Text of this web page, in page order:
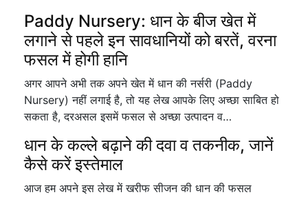
Paddy Nursery: धान के बीज खेत में
लगाने से पहले इन सावधानियों को बरतें, वरना
फसल में होगी हानि
अगर आपने अभी तक अपने खेत में धान की नर्सरी (Paddy
Nursery) नहीं लगाई है, तो यह लेख आपके लिए अच्छा साबित हो
सकता है, दरअसल इसमें फसल से अच्छा उत्पादन व…
धान के कल्ले बढ़ाने की दवा व तकनीक, जानें
कैसे करें इस्तेमाल
आज हम अपने इस लेख में खरीफ सीजन की धान की फसल